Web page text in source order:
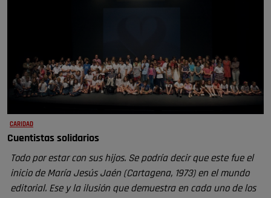
CARIDAD
Cuentistas solidarios
Todo por estar con sus hijos. Se podría decir que este fue el
inicio de María Jesús Jaén (Cartagena, 1973) en el mundo
editorial. Ese y la ilusión que demuestra en cada uno de los